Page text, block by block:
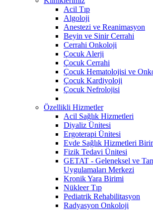
Acil Tıp
Algoloji
Anestezi ve Reanimasyon
Beyin ve Sinir Cerrahi
Cerrahi Onkoloji
Çocuk Alerji
Çocuk Cerrahi
Çocuk Hematolojisi ve
Çocuk Kardiyoloji
Çocuk Nefrolojisi
Özellikli Hizmetler
Acil Sağlık Hizmetleri
Diyaliz Ünitesi
Ergoterapi Ünitesi
Evde Sağlık Hizmetleri
Fizik Tedavi Ünitesi
GETAT - Geleneksel ve
Uygulamaları Merkezi
Kronik Yara Birimi
Nükleer Tıp
Pediatrik Rehabilitasyon
Radyasyon Onkoloji